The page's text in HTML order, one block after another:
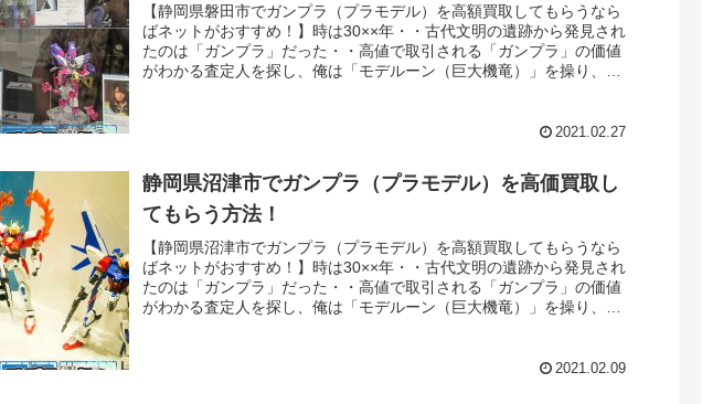
【静岡県磐田市でガンプラ（プラモデル）を高額買取してもらうなら
ばネットがおすすめ！】時は30××年・・古代文明の遺跡から発見され
たのは「ガンプラ」だった・・高値で取引される「ガンプラ」の価値
がわかる査定人を探し、俺は「モデルーン（巨大機竜）」を操り、魔
2021.02.27
静岡県沼津市でガンプラ（プラモデル）を高価買取し
てもらう方法！
【静岡県沼津市でガンプラ（プラモデル）を高額買取してもらうなら
ばネットがおすすめ！】時は30××年・・古代文明の遺跡から発見され
たのは「ガンプラ」だった・・高値で取引される「ガンプラ」の価値
がわかる査定人を探し、俺は「モデルーン（巨大機竜）」を操り、魔
2021.02.09